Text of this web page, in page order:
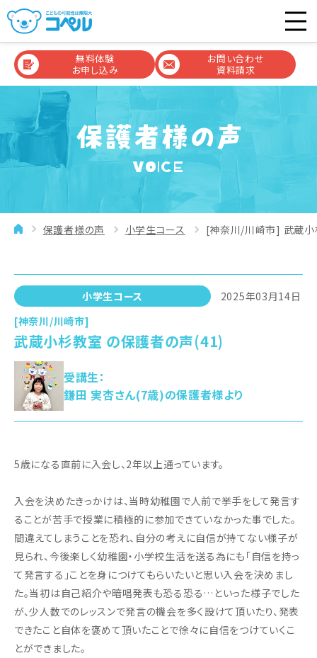
無料体験
お申し込み
お問い合わせ
資料請求
VOICE
保護者様の声 小学生コース [神奈川/川崎市] 武蔵
小学生コース
2025年03月14日
[神奈川/川崎市]
武蔵小杉教室 の保護者の声(41)
受講生：
鎌田 実杏さん(7歳)の保護者様より
5歳になる直前に入会し、2年以上通っています。
入会を決めたきっかけは、当時幼稚園で人前で挙手をして発言す
ることが苦手で授業に積極的に参加できていなかった事でした。
間違えてしまうことを恐れ、自分の考えに自信が持てない様子が
見られ、今後楽しく幼稚園・小学校生活を送る為にも「自信を持っ
て発言する」ことを身につけてもらいたいと思い入会を決めまし
た。当初は自己紹介や暗唱発表も恐る恐る…といった様子でした
が、少人数でのレッスンで発言の機会を多く設けて頂いたり、発表
できたこと自体を褒めて頂いたことで徐々に自信をつけていくこ
とができました。